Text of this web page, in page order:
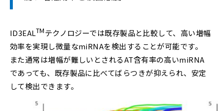
ID3EALTMテクノロジーでは既存製品と比較して、高い増幅
効率を実現し微量なmiRNAを検出することが可能です。
また通常は増幅が難しいとされるAT含有率の高いmiRNA
であっても、既存製品に比べてばらつきが抑えられ、安定
して検出できます。